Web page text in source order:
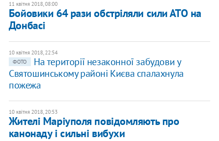
11 квітня 2018, 08:00
Бойовики 64 рази обстріляли сили АТО на
Донбасі
10 квітня 2018, 22:54
ФОТО
На території незаконної забудови у
Святошинському районі Києва спалахнула
пожежа
10 квітня 2018, 20:53
Жителі Маріуполя повідомляють про
канонаду і сильні вибухи